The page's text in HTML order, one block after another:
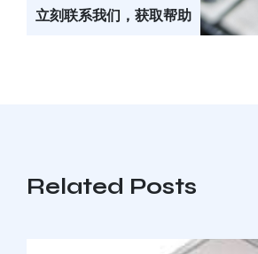
立刻联系我们，获取帮助
Related Posts